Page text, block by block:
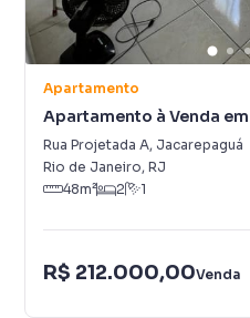
Apartamento
Apartamento à Venda
Rua Projetada A, Jacarepaguá
Rio de Janeiro, RJ
48m² 2 1
R$ 212.000,00Venda